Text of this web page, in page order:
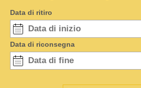
Data di ritiro
Data di riconsegna